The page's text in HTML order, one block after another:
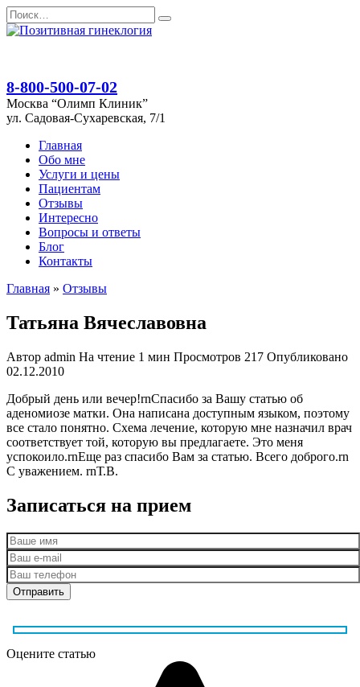
Перейти
к
Search
for:
8-800-500-07-02
Москва “Олимп Клиник”
ул. Садовая-Сухаревская, 7/1
Главная
Обо мне
Услуги и цены
Пациентам
Отзывы
Интересно
Вопросы и ответы
Блог
Контакты
Главная » Отзывы
Татьяна Вячеславовна
Автор admin На чтение 1 мин Просмотров 217 Опубликовано
02.12.2010
Добрый день или вечер!rnСпасибо за Вашу статью об
аденомиозе матки. Она написана доступным языком, поэтому
все стало понятно. Схема лечение, которую мне назначил врач
соответствует той, которую вы предлагаете. Это меня
успокоило.rnЕще раз спасибо Вам за статью. Всего доброго.rn
С уважением. rnТ.В.
Записаться на прием
Оцените статью